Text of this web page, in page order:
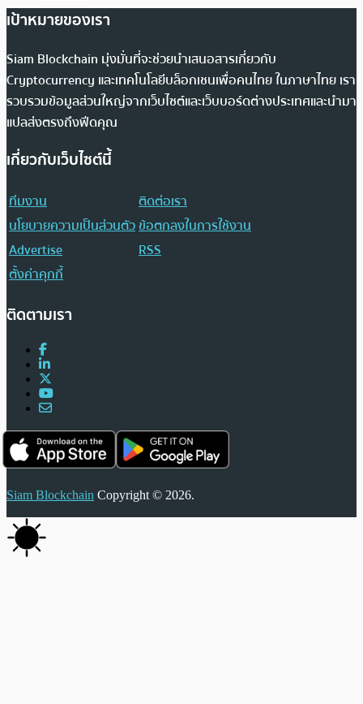
เป้าหมายของเรา
Siam Blockchain มุ่งมั่นที่จะช่วยนำเสนอสารเกี่ยวกับ
Cryptocurrency และเทคโนโลยีบล็อกเชนเพื่อคนไทย ในภาษาไทย เรา
รวบรวมข้อมูลส่วนใหญ่จากเว็บไซต์และเว็บบอร์ดต่างประเทศและนำมา
แปลส่งตรงถึงฟีดคุณ
เกี่ยวกับเว็บไซต์นี้
ทีมงาน
ติดต่อเรา
นโยบายความเป็นส่วนตัวข้อตกลงในการใช้งาน
Advertise
RSS
ตั้งค่าคุกกี้
ติดตามเรา
Siam Blockchain Copyright © 2026.